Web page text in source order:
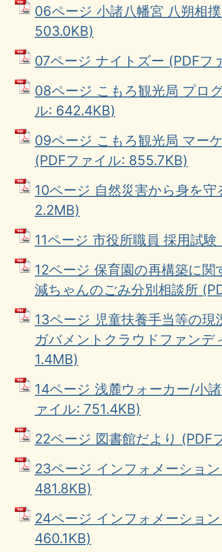
06ページ 小諸八幡宮 八朔相
503.0KB)
07ページ ナイトズー (PDFフ
08ページ こもろ観光局 プロ
ル: 642.4KB)
09ページ こもろ観光局 マー
(PDFファイル: 855.7KB)
10ページ 自然災害から身を
2.2MB)
11ページ 市役所職員 採用試
12ページ 保育園の再構築に
減ちゃんのごみ分別相談所
13ページ 児童扶養手当等の
ガバメントクラウドファンデ
1.4MB)
14ページ 浅麓ウォーカー/小
ァイル: 751.4KB)
22ページ 図書館だより (PDF
23ページ インフォメーショ
481.8KB)
24ページ インフォメーショ
460.1KB)